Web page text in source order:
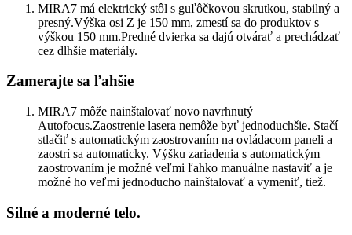
MIRA7 má elektrický stôl s guľôčkovou skrutkou, stabilný a
presný.Výška osi Z je 150 mm, zmestí sa do produktov s
výškou 150 mm.Predné dvierka sa dajú otvárať a prechádzať
cez dlhšie materiály.
Zamerajte sa ľahšie
MIRA7 môže nainštalovať novo navrhnutý
Autofocus.Zaostrenie lasera nemôže byť jednoduchšie. Stačí
stlačiť s automatickým zaostrovaním na ovládacom paneli a
zaostrí sa automaticky. Výšku zariadenia s automatickým
zaostrovaním je možné veľmi ľahko manuálne nastaviť a je
možné ho veľmi jednoducho nainštalovať a vymeniť, tiež.
Silné a moderné telo.